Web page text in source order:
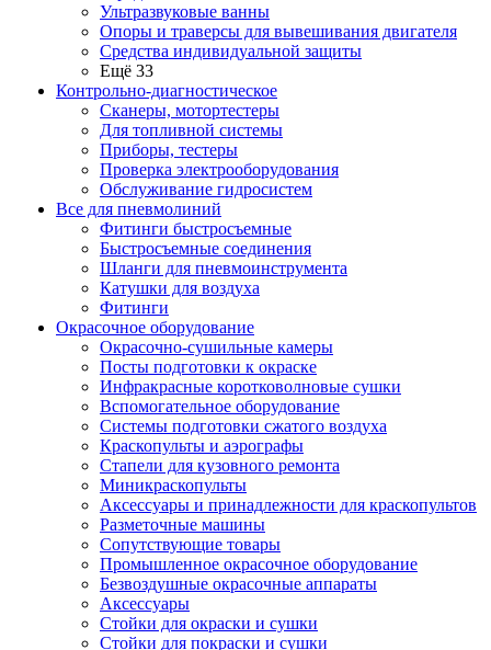
Ультразвуковые ванны
Опоры и траверсы для вывешивания двигателя
Средства индивидуальной защиты
Ещё 33
Контрольно-диагностическое
Сканеры, мотортестеры
Для топливной системы
Приборы, тестеры
Проверка электрооборудования
Обслуживание гидросистем
Все для пневмолиний
Фитинги быстросъемные
Быстросъемные соединения
Шланги для пневмоинструмента
Катушки для воздуха
Фитинги
Окрасочное оборудование
Окрасочно-сушильные камеры
Посты подготовки к окраске
Инфракрасные коротковолновые сушки
Вспомогательное оборудование
Системы подготовки сжатого воздуха
Краскопульты и аэрографы
Стапели для кузовного ремонта
Миникраскопульты
Аксессуары и принадлежности для краскопультов
Разметочные машины
Сопутствующие товары
Промышленное окрасочное оборудование
Безвоздушные окрасочные аппараты
Аксессуары
Стойки для окраски и сушки
Стойки для покраски и сушки